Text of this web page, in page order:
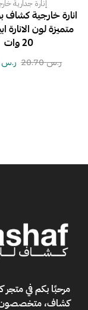
إنارة جدارية
انارة خارجية كشاف
متميزة لون
20 وات
ر.س20.70 ر.س
مرحبًا بكم فيمتجر
كشاف، متخصصون